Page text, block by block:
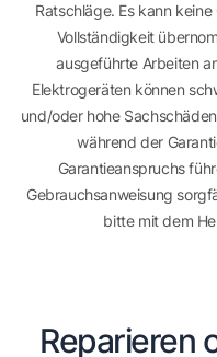
Ratschläge. Es kann
Vollständigkeit
ausgeführte Arbeiten
Elektrogeräten können
und/oder hohe
während der
Garantieanspruchs
Gebrauchsanweisung
bitte mit dem
Reparieren